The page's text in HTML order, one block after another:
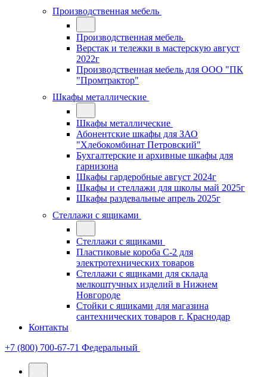
Производственная мебель
Производственная мебель
Верстак и тележки в мастерскую август
2022г
Производственная мебель для ООО "ПК
"Промтрактор"
Шкафы металлические
Шкафы металлические
Абонентские шкафы для ЗАО
"Хлебокомбинат Петровский"
Бухгалтерские и архивные шкафы для
гарнизона
Шкафы гардеробные август 2024г
Шкафы и стеллажи для школы май 2025г
Шкафы раздевальные апрель 2025г
Стеллажи с ящиками
Стеллажи с ящиками
Пластиковые короба С-2 для
электротехнических товаров
Стеллажи с ящиками для склада
мелкоштучных изделий в Нижнем
Новгороде
Стойки с ящиками для магазина
сантехнических товаров г. Краснодар
Контакты
+7 (800) 700-67-71 Федеральный